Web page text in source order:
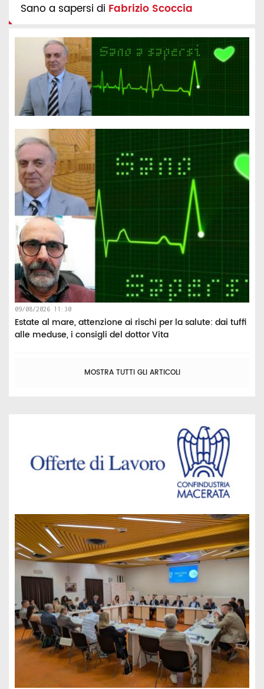
Sano a sapersi di Fabrizio Scoccia
09/08/2026 11:30
Estate al mare, attenzione ai rischi per la salute: dai tuffi
alle meduse, i consigli del dottor Vita
MOSTRA TUTTI GLI ARTICOLI